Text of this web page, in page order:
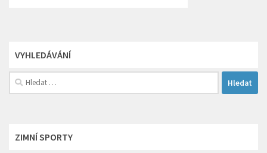
VYHLEDÁVÁNÍ
Vyhledávání
ZIMNÍ SPORTY